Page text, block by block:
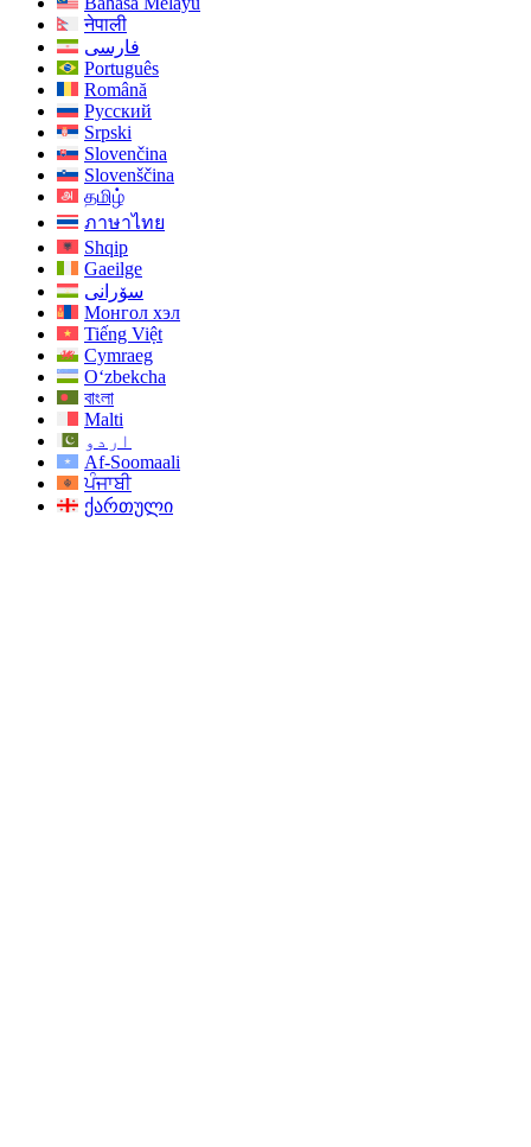
नेपाली
فارسی
Português
Română
Русский
Srpski
Slovenčina
Slovenščina
தமிழ்
ภาษาไทย
Shqip
Gaeilge
سۆرانی
Монгол хэл
Tiếng Việt
Cymraeg
O‘zbekcha
বাংলা
Malti
اردو
Af-Soomaali
ਪੰਜਾਬੀ
ქართული